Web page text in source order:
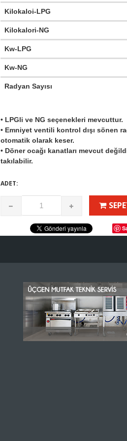
Kilokaloi-LPG
Kilokalori-NG
Kw-LPG
Kw-NG
Radyan Sayısı
• LPGli ve NG seçenekleri mevcuttur.
• Emniyet ventili kontrol dışı sönen
otomatik olarak keser.
• Döner ocağı kanatları mevcut
takılabilir.
ADET: